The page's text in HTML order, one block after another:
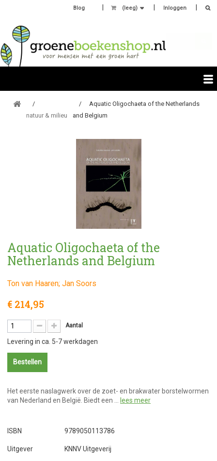
Inloggen
(leeg)
Blog
natuur & milieu
Aquatic Oligochaeta of the Netherlands
and Belgium
Aquatic Oligochaeta of the
Netherlands and Belgium
Ton van Haaren; Jan Soors
€ 214,95
Aantal
Levering in ca. 5-7 werkdagen
Bestellen
Het eerste naslagwerk over de zoet- en brakwater borstelwormen
van Nederland en België. Biedt een …
lees meer
ISBN 9789050113786
Uitgever KNNV Uitgeverij